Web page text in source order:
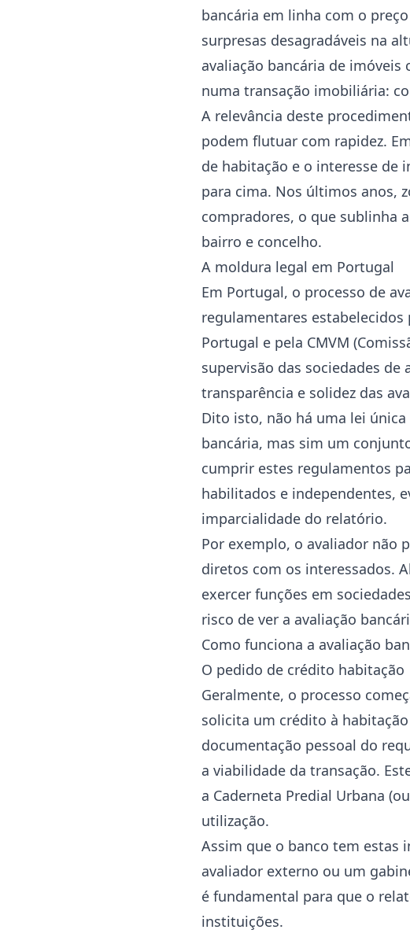
bancária em linha com o
surpresas desagradáveis na
avaliação bancária de
numa transação imobiliária:
A relevância deste
podem flutuar com rapidez.
de habitação e o interesse de
para cima. Nos últimos anos,
compradores, o que sublinha
bairro e concelho.
A moldura legal em Portugal
Em Portugal, o processo de
regulamentares
Portugal e pela CMVM
supervisão das sociedades
transparência e solidez das
Dito isto, não há uma lei
bancária, mas sim um
cumprir estes regulamentos
habilitados e independentes,
imparcialidade do relatório.
Por exemplo, o avaliador não
diretos com os interessados.
exercer funções em
risco de ver a avaliação
Como funciona a avaliação
O pedido de crédito habitação
Geralmente, o processo
solicita um crédito à
documentação pessoal do
a viabilidade da transação.
a Caderneta Predial Urbana
utilização.
Assim que o banco tem estas
avaliador externo ou um
é fundamental para que o
instituições.